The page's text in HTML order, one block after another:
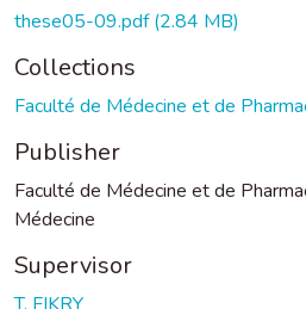
these05-09.pdf(2.84 MB)
Collections
Faculté de Médecine et de
Publisher
Faculté de Médecine et de
Médecine
Supervisor